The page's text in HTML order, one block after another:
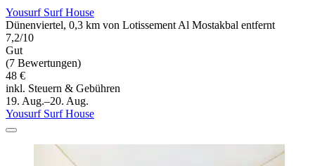
Yousurf Surf House
Dünenviertel, 0,3 km von Lotissement Al Mostakbal entfernt
7,2/10
Gut
(7 Bewertungen)
48 €
inkl. Steuern & Gebühren
19. Aug.–20. Aug.
Yousurf Surf House